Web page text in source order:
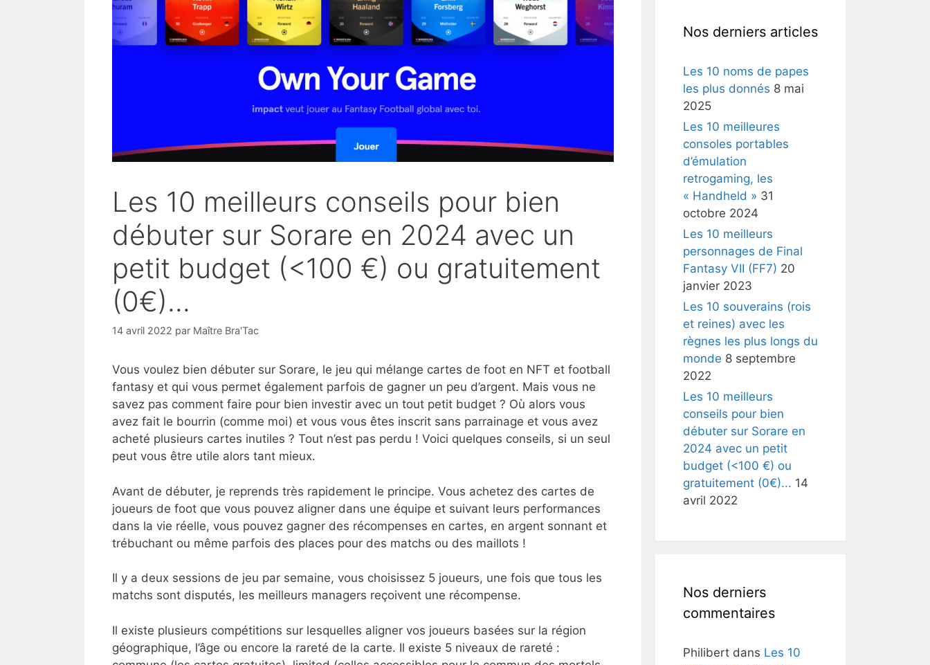
Les 10 meilleurs conseils pour bien
débuter sur Sorare en 2024 avec un
petit budget (<100 €) ou gratuitement
(0€)...
14 avril 2022 par Maître Bra'Tac
Vous voulez bien débuter sur Sorare, le jeu qui mélange cartes de foot en NFT et football
fantasy et qui vous permet également parfois de gagner un peu d’argent. Mais vous ne
savez pas comment faire pour bien investir avec un tout petit budget ? Où alors vous
avez fait le bourrin (comme moi) et vous vous êtes inscrit sans parrainage et vous avez
acheté plusieurs cartes inutiles ? Tout n’est pas perdu ! Voici quelques conseils, si un seul
peut vous être utile alors tant mieux.
Avant de débuter, je reprends très rapidement le principe. Vous achetez des cartes de
joueurs de foot que vous pouvez aligner dans une équipe et suivant leurs performances
dans la vie réelle, vous pouvez gagner des récompenses en cartes, en argent sonnant et
trébuchant ou même parfois des places pour des matchs ou des maillots !
Il y a deux sessions de jeu par semaine, vous choisissez 5 joueurs, une fois que tous les
matchs sont disputés, les meilleurs managers reçoivent une récompense.
Il existe plusieurs compétitions sur lesquelles aligner vos joueurs basées sur la région
géographique, l’âge ou encore la rareté de la carte. Il existe 5 niveaux de rareté :
Nos derniers articles
Les 10 noms de papes
les plus donnés 8 mai
2025
Les 10 meilleures
consoles portables
d’émulation
retrogaming, les
« Handheld » 31
octobre 2024
Les 10 meilleurs
personnages de Final
Fantasy VII (FF7) 20
janvier 2023
Les 10 souverains (rois
et reines) avec les
règnes les plus longs du
monde 8 septembre
2022
Les 10 meilleurs
conseils pour bien
débuter sur Sorare en
2024 avec un petit
budget (<100 €) ou
gratuitement (0€)... 14
avril 2022
Nos derniers
commentaires
Philibert dans Les 10